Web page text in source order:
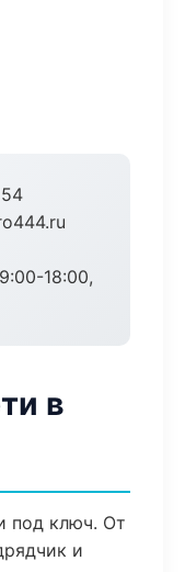
18:00,
в
под ключ. От
и